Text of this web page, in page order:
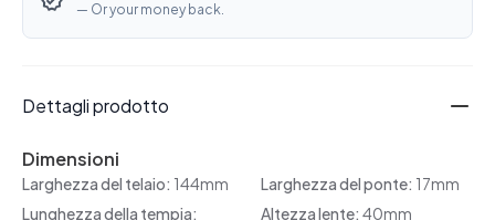
— Or your money back.
Dettagli prodotto
Dimensioni
Larghezza del telaio: 144mm Larghezza del ponte: 17mm
Lunghezza della tempia:
Altezza lente: 40mm